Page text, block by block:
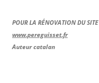
POUR LA RÉNOVATION DU SITE
www.pereguisset.fr
Auteur catalan